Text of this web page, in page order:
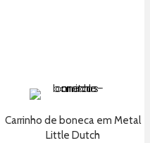
Carrinho de boneca em Metal
Little Dutch